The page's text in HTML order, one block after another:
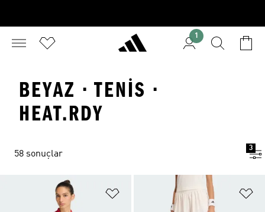
1
BEYAZ · TENIS ·
HEAT.RDY
58 sonuçlar
3
Favori Listesine Ekle